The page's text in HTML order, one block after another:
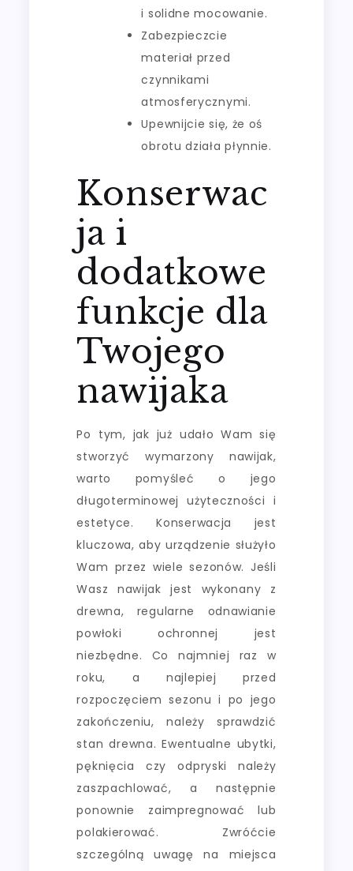
i solidne mocowanie.
Zabezpieczcie
materiał przed
czynnikami
atmosferycznymi.
Upewnijcie się, że oś
obrotu działa płynnie.
Konserwac
ja i
dodatkowe
funkcje dla
Twojego
nawijaka
Po tym, jak już udało Wam się
stworzyć wymarzony nawijak,
warto pomyśleć o jego
długoterminowej użyteczności i
estetyce. Konserwacja jest
kluczowa, aby urządzenie służyło
Wam przez wiele sezonów. Jeśli
Wasz nawijak jest wykonany z
drewna, regularne odnawianie
powłoki ochronnej jest
niezbędne. Co najmniej raz w
roku, a najlepiej przed
rozpoczęciem sezonu i po jego
zakończeniu, należy sprawdzić
stan drewna. Ewentualne ubytki,
pęknięcia czy odpryski należy
zaszpachlować, a następnie
ponownie zaimpregnować lub
polakierować. Zwróćcie
szczególną uwagę na miejsca